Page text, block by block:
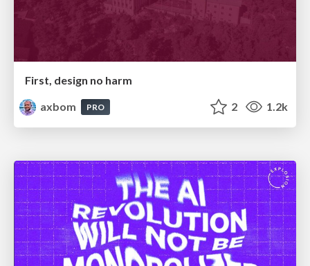
First, design no harm
axbom
PRO 2 1.2k